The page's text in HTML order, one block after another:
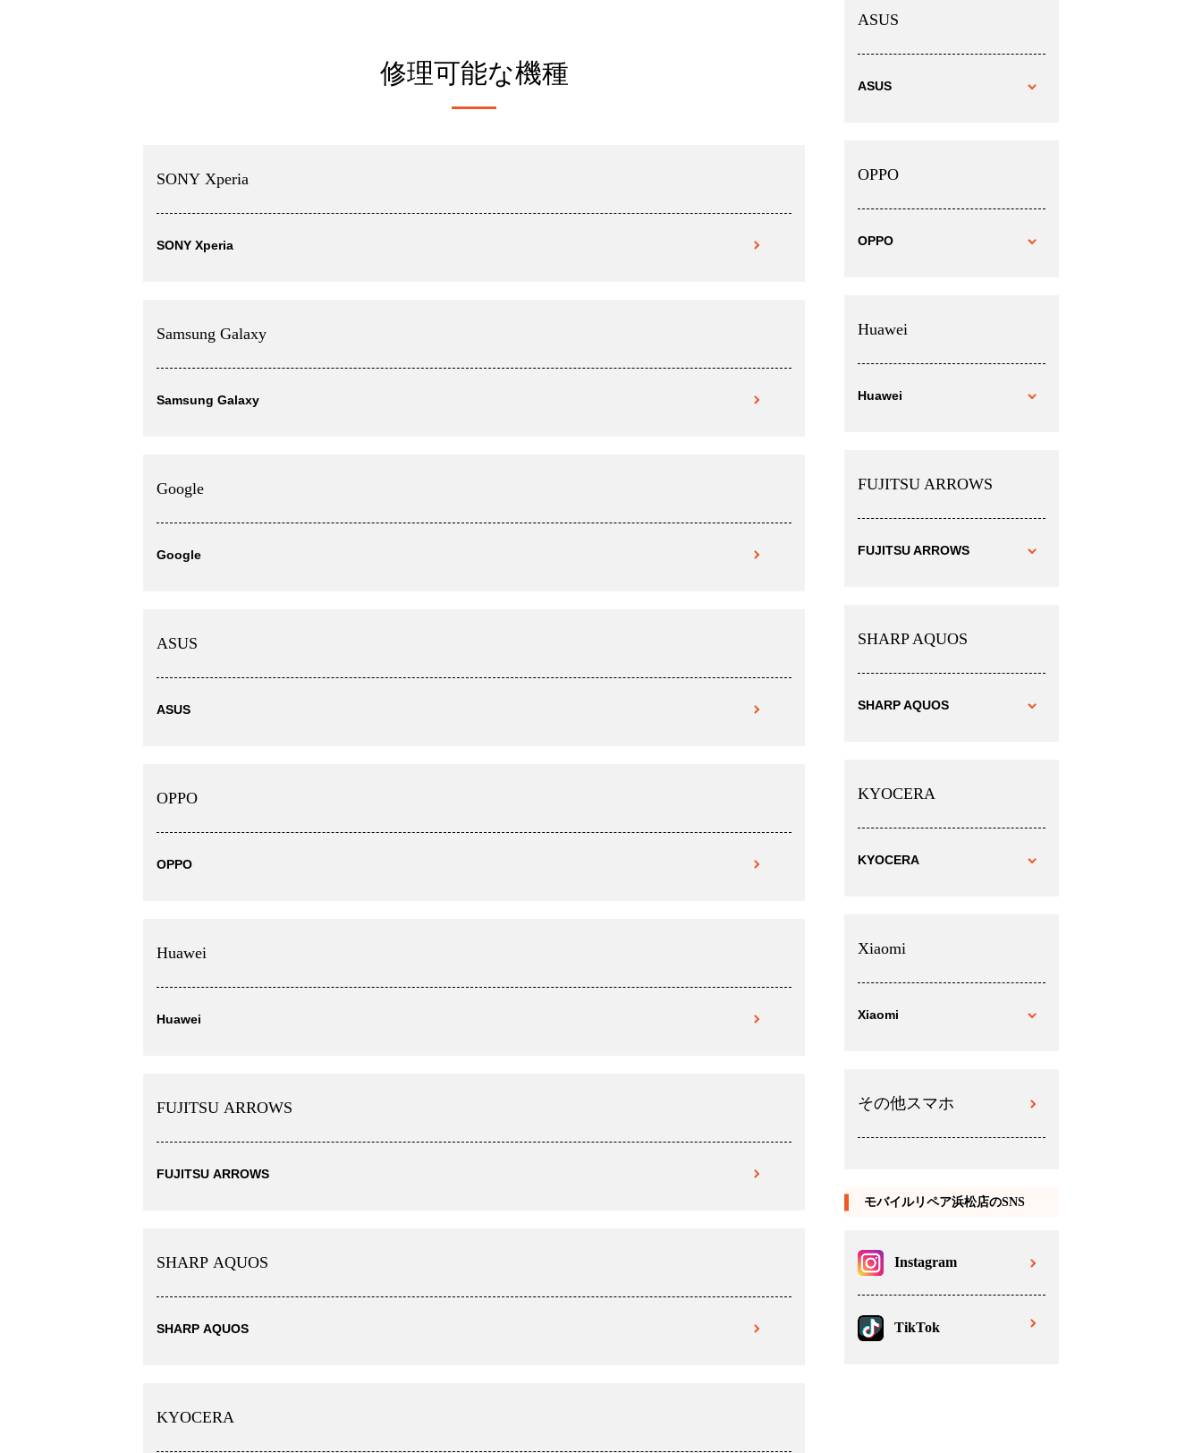
修理可能な機種
SONY Xperia
SONY Xperia
Samsung Galaxy
Samsung Galaxy
Google
Google
ASUS
ASUS
OPPO
OPPO
Huawei
Huawei
FUJITSU ARROWS
FUJITSU ARROWS
SHARP AQUOS
SHARP AQUOS
KYOCERA
ASUS
ASUS
OPPO
OPPO
Huawei
Huawei
FUJITSU ARROWS
FUJITSU ARROWS
SHARP AQUOS
SHARP AQUOS
KYOCERA
KYOCERA
Xiaomi
Xiaomi
その他スマホ
モバイルリペア浜松店のSNS
Instagram
TikTok